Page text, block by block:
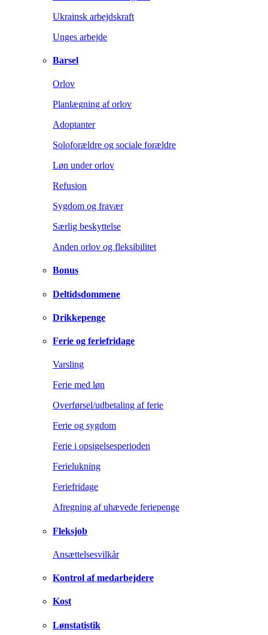
Ukrainsk arbejdskraft
Unges arbejde
Barsel
Orlov
Planlægning af orlov
Adoptanter
Soloforældre og sociale forældre
Løn under orlov
Refusion
Sygdom og fravær
Særlig beskyttelse
Anden orlov og fleksibilitet
Bonus
Deltidsdommene
Drikkepenge
Ferie og feriefridage
Varsling
Ferie med løn
Overførsel/udbetaling af ferie
Ferie og sygdom
Ferie i opsigelsesperioden
Ferielukning
Feriefridage
Afregning af uhævede feriepenge
Fleksjob
Ansættelsesvilkår
Kontrol af medarbejdere
Kost
Lønstatistik